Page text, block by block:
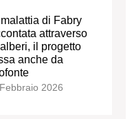
malattia di Fabry
attraverso
il progetto
anche da
2026